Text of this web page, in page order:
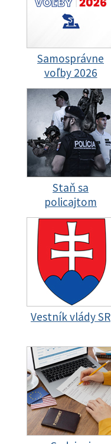
Samosprávne
voľby 2026
Staň sa
policajtom
Vestník vlády SR